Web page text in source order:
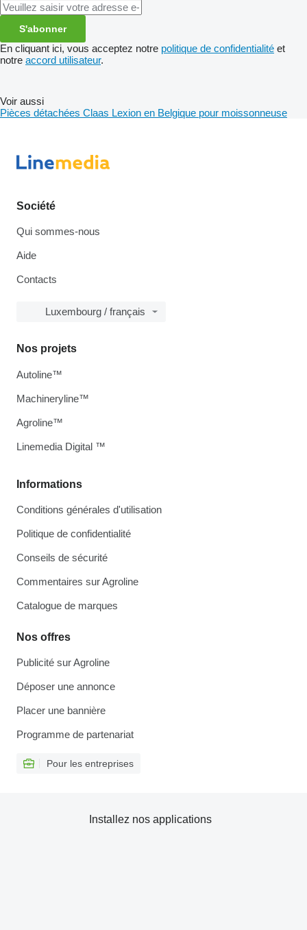
S'abonner
En cliquant ici, vous acceptez notre politique de confidentialité et
notre accord utilisateur.
Voir aussi
Pièces détachées Claas Lexion en Belgique pour moissonneuse
Société
Qui sommes-nous
Aide
Contacts
Luxembourg / français
Informations
Conditions générales d'utilisation
Politique de confidentialité
Conseils de sécurité
Commentaires sur Agroline
Catalogue de marques
Nos offres
Publicité sur Agroline
Déposer une annonce
Placer une bannière
Programme de partenariat
Pour les entreprises
Nos projets
Autoline™
Machineryline™
Agroline™
Linemedia Digital ™
Installez nos applications